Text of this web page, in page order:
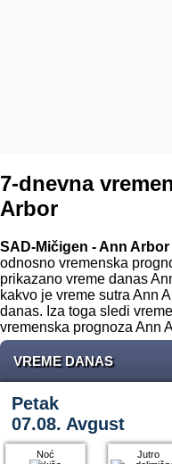
7-dnevna
Arbor
SAD-Mičigen - Ann Arbor
odnosno vremenska
prikazano vreme danas
kakvo je vreme sutra Ann
danas. Iza toga sledi
vremenska prognoza Ann
VREME DANAS
Petak
07.08. Avgust
Noć Jutro